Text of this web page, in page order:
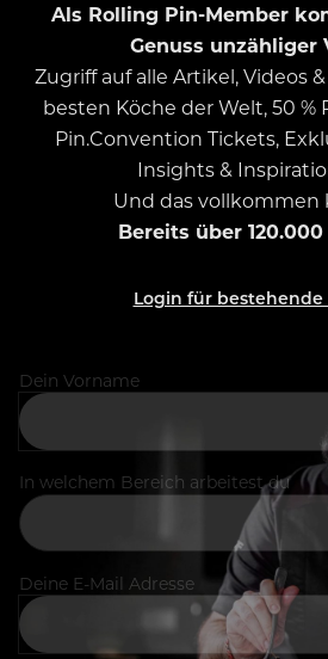
Als Rolling Pin-Member
Genuss unzähliger
Zugriff auf alle Artikel, Videos
besten Köche der Welt, 50 %
Pin.Convention Tickets,
Insights &
Und das vollkommen
Bereits über
Login für bestehende
Dein Vorname
In welchem Bereich arbeitest du
Deine E-Mail Adresse